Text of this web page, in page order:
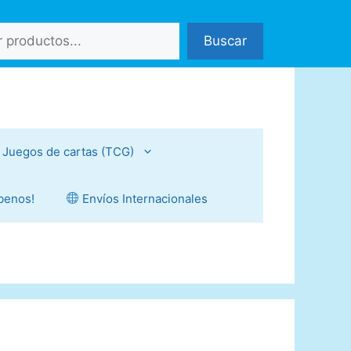
Buscar
Juegos de cartas (TCG)
Envíos Internacionales